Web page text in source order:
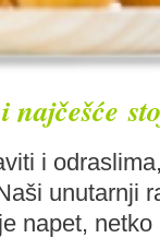
najčešće
i
unutarnji
napet,